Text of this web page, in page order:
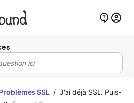
Problèmes SSL / J'ai déjà SSL. Puis-